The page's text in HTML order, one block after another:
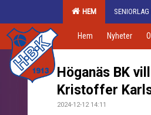
HEM SENIORLAG
Hem Nyheter
Höganäs BK
Kristoffer
2024-12-12 14:11